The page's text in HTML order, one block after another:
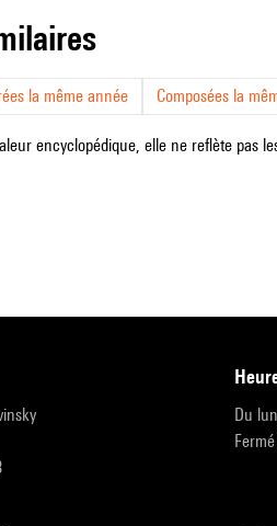
la même année Composées la
encyclopédique, elle ne reflète pas
Du